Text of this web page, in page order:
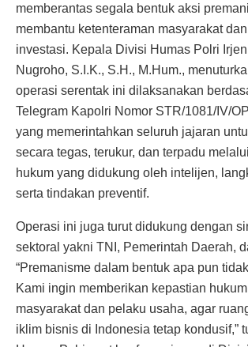
memberantas segala bentuk aksi
membantu ketenteraman masyarakat
investasi. Kepala Divisi Humas Polri
Nugroho, S.I.K., S.H., M.Hum.,
operasi serentak ini dilaksanakan
Telegram Kapolri Nomor STR/1081/IV/
yang memerintahkan seluruh jajaran
secara tegas, terukur, dan terpadu
hukum yang didukung oleh intelijen,
serta tindakan preventif.
Operasi ini juga turut didukung dengan
sektoral yakni TNI, Pemerintah Daerah,
“Premanisme dalam bentuk apa pun
Kami ingin memberikan kepastian
masyarakat dan pelaku usaha, agar
iklim bisnis di Indonesia tetap kondusif,”